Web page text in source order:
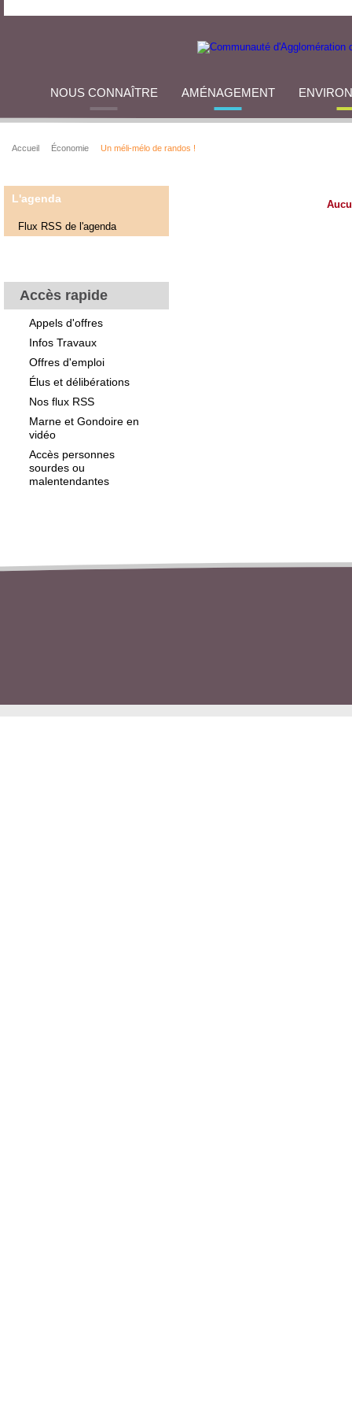
NOUS CONNAÎTRE AMÉNAGEMENT
Accueil Économie Un méli-mélo de randos !
L'agenda
Flux RSS de l'agenda
Accès rapide
Appels d'offres
Infos Travaux
Offres d'emploi
Élus et délibérations
Nos flux RSS
Marne et Gondoire en
vidéo
Accès personnes
sourdes ou
malentendantes